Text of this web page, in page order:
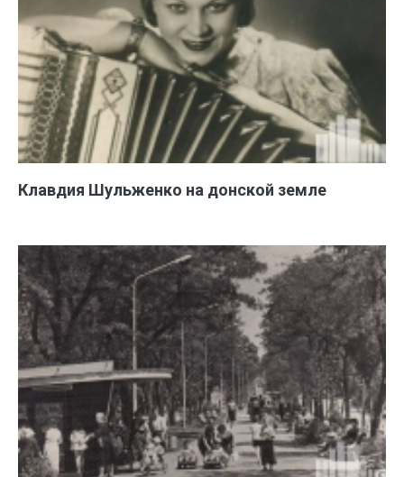
Клавдия Шульженко на донской земле